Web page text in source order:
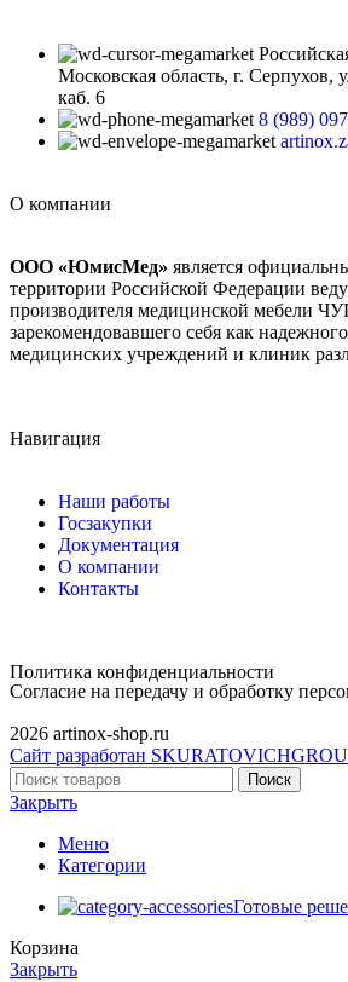
Московская область, г. Серпухов,
каб. 6
8 (989)
О компании
ООО «ЮмисМед» является
территории Российской Федерации
производителя медицинской мебели
зарекомендовавшего себя как
медицинских учреждений и клиник
Навигация
Наши работы
Госзакупки
Документация
О компании
Контакты
Политика конфиденциальности
Согласие на передачу и обработку
2026 artinox-shop.ru
Сайт разработан
Поиск
Закрыть
Меню
Категории
Готовые
Корзина
Закрыть